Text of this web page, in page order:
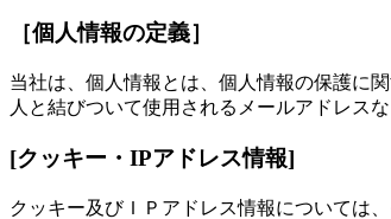
［個人情報の定義］
当社は、個人情報とは、個人情報の保護に
人と結びついて使用されるメールアドレス
[クッキー・IPアドレス情報]
クッキー及びＩＰアドレス情報については